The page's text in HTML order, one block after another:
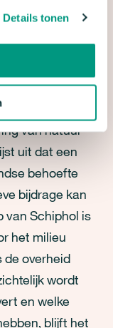
Details tonen
leggen dat de
die per
waardeert.
van verdere
van natuur
uit dat een
behoefte
bijdrage kan
van Schiphol is
het milieu
de overheid
wordt
en welke
blijft het